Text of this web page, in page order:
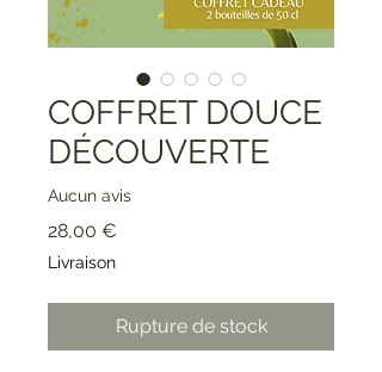
COFFRET DOUCE
DÉCOUVERTE
Aucun avis
28,00 €
Livraison
Rupture de stock